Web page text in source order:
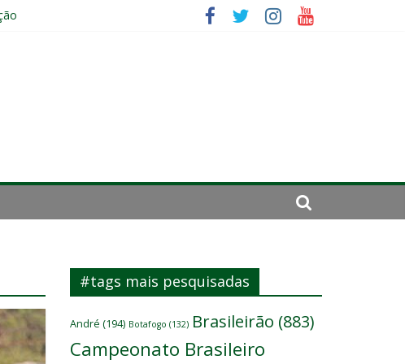
#tags mais pesquisadas
André (194) Botafogo (132) Brasileirão (883)
Campeonato Brasileiro